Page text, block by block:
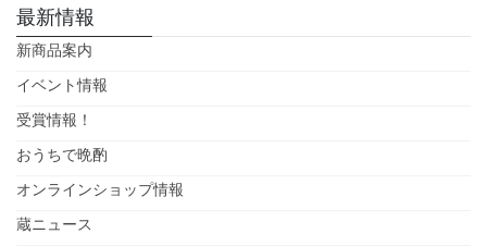
最新情報
新商品案内
イベント情報
受賞情報！
おうちで晩酌
オンラインショップ情報
蔵ニュース